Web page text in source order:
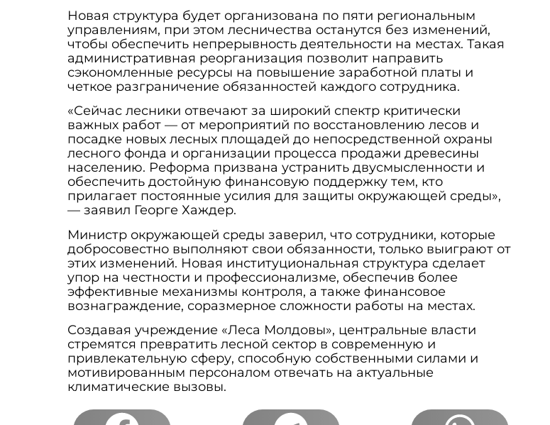
Новая структура будет организована по пяти региональным
управлениям, при этом лесничества останутся без изменений,
чтобы обеспечить непрерывность деятельности на местах. Такая
административная реорганизация позволит направить
сэкономленные ресурсы на повышение заработной платы и
четкое разграничение обязанностей каждого сотрудника.
«Сейчас лесники отвечают за широкий спектр критически
важных работ — от мероприятий по восстановлению лесов и
посадке новых лесных площадей до непосредственной охраны
лесного фонда и организации процесса продажи древесины
населению. Реформа призвана устранить двусмысленности и
обеспечить достойную финансовую поддержку тем, кто
прилагает постоянные усилия для защиты окружающей среды»,
— заявил Георге Хаждер.
Министр окружающей среды заверил, что сотрудники, которые
добросовестно выполняют свои обязанности, только выиграют от
этих изменений. Новая институциональная структура сделает
упор на честности и профессионализме, обеспечив более
эффективные механизмы контроля, а также финансовое
вознаграждение, соразмерное сложности работы на местах.
Создавая учреждение «Леса Молдовы», центральные власти
стремятся превратить лесной сектор в современную и
привлекательную сферу, способную собственными силами и
мотивированным персоналом отвечать на актуальные
климатические вызовы.